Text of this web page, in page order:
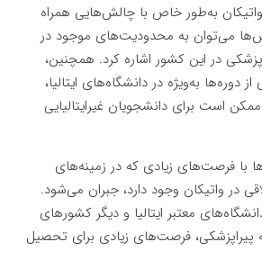
به‌طور خاص با چالش‌هایی همراه
می‌توان به محدودیت‌های موجود در
در این کشور اشاره کرد. همچنین،
دوره‌ها به‌ویژه در دانشگاه‌های ایتالیا،
است برای دانشجویان غیرایتالیایی
با فرصت‌های زیادی که در زمینه‌های
در واتیکان وجود دارد، جبران می‌شود.
معتبر ایتالیا و دیگر کشورهای
پیراپزشکی، فرصت‌های زیادی برای تحصیل